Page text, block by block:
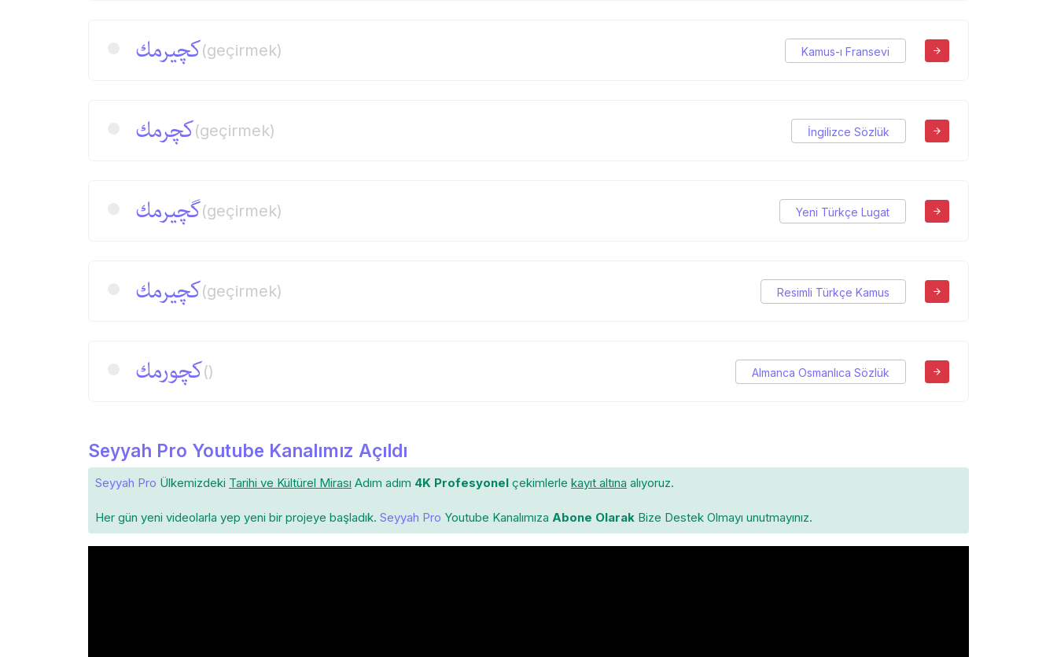
كچیرمك(geçirmek) Kamus-ı Fransevi
كچرمك(geçirmek) İngilizce Sözlük
گچیرمك(geçirmek) Yeni Türkçe Lugat
كچیرمك(geçirmek) Resimli Türkçe Kamus
كچورمك() Almanca Osmanlıca Sözlük
Seyyah Pro Youtube Kanalımız Açıldı
Seyyah Pro Ülkemizdeki Tarihi ve Kültürel Mirası Adım adım 4K Profesyonel çekimlerle kayıt altına alıyoruz.
Her gün yeni videolarla yep yeni bir projeye başladık. Seyyah Pro Youtube Kanalımıza Abone Olarak Bize Destek Olmayı unutmayınız.